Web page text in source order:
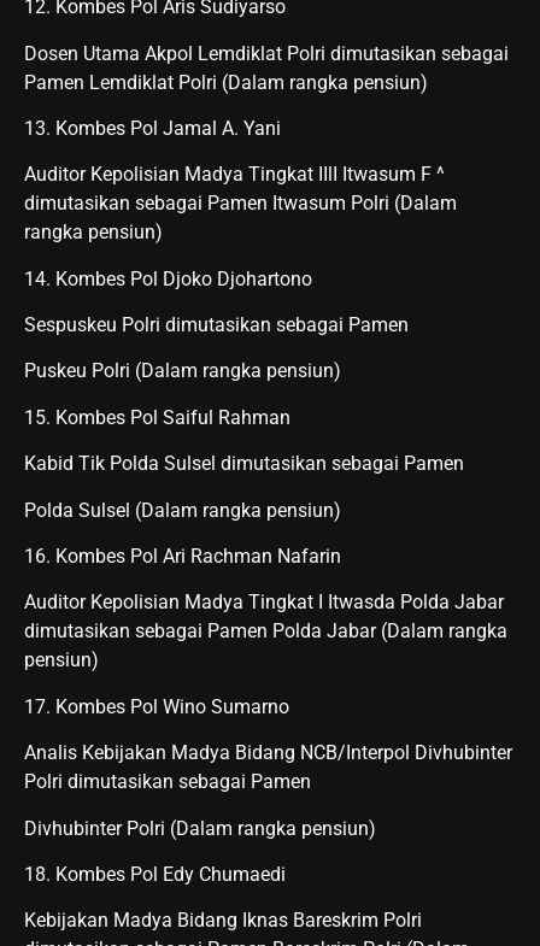
12. Kombes Pol Aris Sudiyarso
Dosen Utama Akpol Lemdiklat Polri dimutasikan sebagai
Pamen Lemdiklat Polri (Dalam rangka pensiun)
13. Kombes Pol Jamal A. Yani
Auditor Kepolisian Madya Tingkat IIlI Itwasum F ^
dimutasikan sebagai Pamen Itwasum Polri (Dalam
rangka pensiun)
14. Kombes Pol Djoko Djohartono
Sespuskeu Polri dimutasikan sebagai Pamen
Puskeu Polri (Dalam rangka pensiun)
15. Kombes Pol Saiful Rahman
Kabid Tik Polda Sulsel dimutasikan sebagai Pamen
Polda Sulsel (Dalam rangka pensiun)
16. Kombes Pol Ari Rachman Nafarin
Auditor Kepolisian Madya Tingkat I Itwasda Polda Jabar
dimutasikan sebagai Pamen Polda Jabar (Dalam rangka
pensiun)
17. Kombes Pol Wino Sumarno
Analis Kebijakan Madya Bidang NCB/Interpol Divhubinter
Polri dimutasikan sebagai Pamen
Divhubinter Polri (Dalam rangka pensiun)
18. Kombes Pol Edy Chumaedi
Kebijakan Madya Bidang Iknas Bareskrim Polri